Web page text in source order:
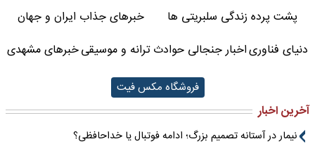
پشت پرده زندگی سلبریتی ها
خبرهای جذاب ایران و جهان
دنیای فناوریاخبار جنجالی حوادثترانه و موسیقیخبرهای مشهدی
فروشگاه مکس فیت
آخرین اخبار
نیمار در آستانه تصمیم بزرگ؛ ادامه فوتبال یا خداحافظی؟